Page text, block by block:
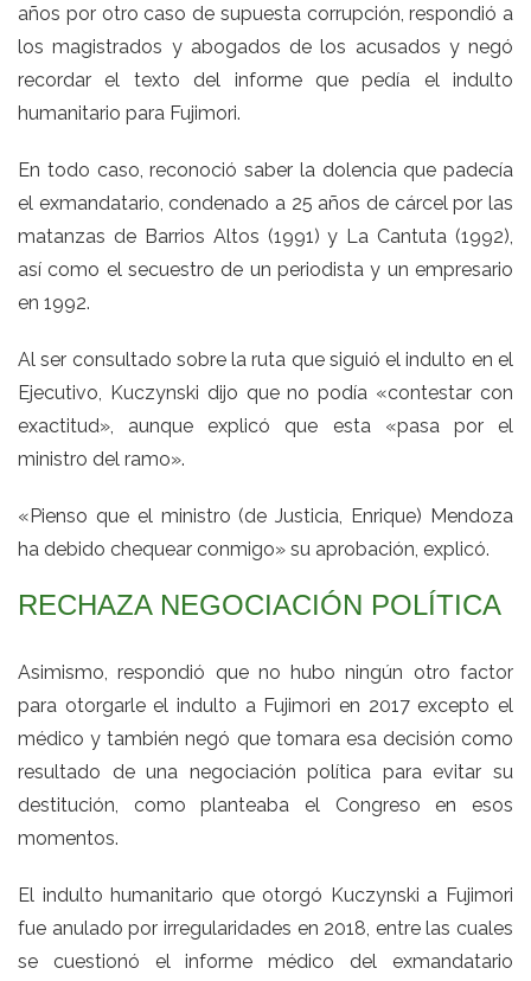
años por otro caso de supuesta corrupción, respondió a
los magistrados y abogados de los acusados y negó
recordar el texto del informe que pedía el indulto
humanitario para Fujimori.
En todo caso, reconoció saber la dolencia que padecía
el exmandatario, condenado a 25 años de cárcel por las
matanzas de Barrios Altos (1991) y La Cantuta (1992),
así como el secuestro de un periodista y un empresario
en 1992.
Al ser consultado sobre la ruta que siguió el indulto en el
Ejecutivo, Kuczynski dijo que no podía «contestar con
exactitud», aunque explicó que esta «pasa por el
ministro del ramo».
«Pienso que el ministro (de Justicia, Enrique) Mendoza
ha debido chequear conmigo» su aprobación, explicó.
RECHAZA NEGOCIACIÓN POLÍTICA
Asimismo, respondió que no hubo ningún otro factor
para otorgarle el indulto a Fujimori en 2017 excepto el
médico y también negó que tomara esa decisión como
resultado de una negociación política para evitar su
destitución, como planteaba el Congreso en esos
momentos.
El indulto humanitario que otorgó Kuczynski a Fujimori
fue anulado por irregularidades en 2018, entre las cuales
se cuestionó el informe médico del exmandatario